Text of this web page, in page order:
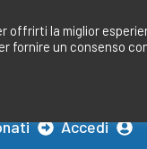
Accedi
offrirti la miglior
fornire un consenso